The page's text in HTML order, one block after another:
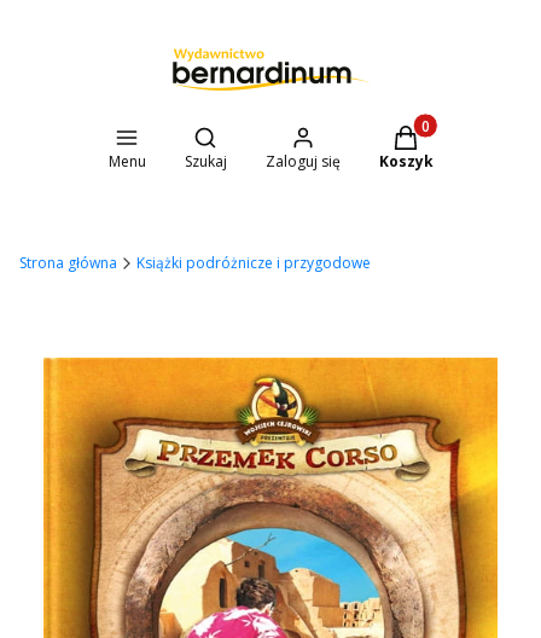
Menu
Otwórz wyszukiwarkę
Szukaj Zaloguj się
Produkty w
Koszyk
Strona główna Książki podróżnicze i przygodowe